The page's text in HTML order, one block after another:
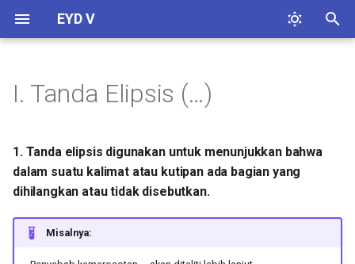
EYD V
k
u
n
Huruf Abjad
Huruf Vokal
Huruf Konsonan
Gabungan Huruf Vokal
Kata Dasar
Kata Turunan
Pemenggalan Kata
Kata Depan
1. Tanda elipsis digunakan
dalam suatu kalimat atau
kutipan ada bagian yang
dihilangkan atau tidak
disebutkan.
2. Tanda elipsis digunakan
untuk menulis ujaran yang
Pengantar
Serapan Umum
Serapan Khusus
I. Tanda Elipsis (…)
1. Tanda elipsis digunakan untuk menunjukkan bahwa
dalam suatu kalimat atau kutipan ada bagian yang
dihilangkan atau tidak disebutkan.
Misalnya: